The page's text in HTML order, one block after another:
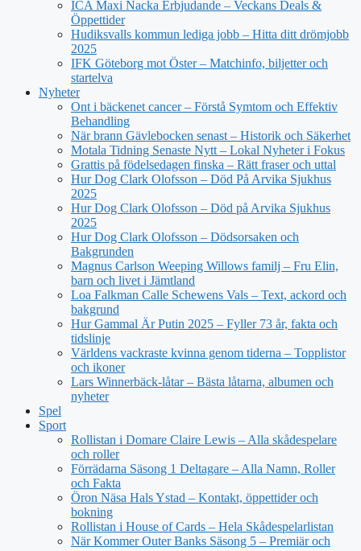
ICA Maxi Nacka Erbjudande – Veckans Deals &
Öppettider
Hudiksvalls kommun lediga jobb – Hitta ditt drömjobb
2025
IFK Göteborg mot Öster – Matchinfo, biljetter och
startelva
Nyheter
Ont i bäckenet cancer – Förstå Symtom och Effektiv
Behandling
När brann Gävlebocken senast – Historik och Säkerhet
Motala Tidning Senaste Nytt – Lokal Nyheter i Fokus
Grattis på födelsedagen finska – Rätt fraser och uttal
Hur Dog Clark Olofsson – Död På Arvika Sjukhus
2025
Hur Dog Clark Olofsson – Död på Arvika Sjukhus
2025
Hur Dog Clark Olofsson – Dödsorsaken och
Bakgrunden
Magnus Carlson Weeping Willows familj – Fru Elin,
barn och livet i Jämtland
Loa Falkman Calle Schewens Vals – Text, ackord och
bakgrund
Hur Gammal Är Putin 2025 – Fyller 73 år, fakta och
tidslinje
Världens vackraste kvinna genom tiderna – Topplistor
och ikoner
Lars Winnerbäck-låtar – Bästa låtarna, albumen och
nyheter
Spel
Sport
Rollistan i Domare Claire Lewis – Alla skådespelare
och roller
Förrädarna Säsong 1 Deltagare – Alla Namn, Roller
och Fakta
Öron Näsa Hals Ystad – Kontakt, öppettider och
bokning
Rollistan i House of Cards – Hela Skådespelarlistan
När Kommer Outer Banks Säsong 5 – Premiär och